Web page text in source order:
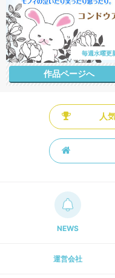
毎週水曜更
作品ページへ
人
NEWS
運営会社